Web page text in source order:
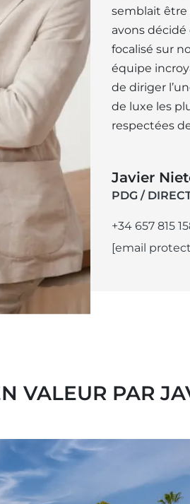
semblait être
avons
focalisé sur
équipe
de diriger
de luxe les
respectées
Javier
PDG /
+34 657 815
[email
VALEUR PAR